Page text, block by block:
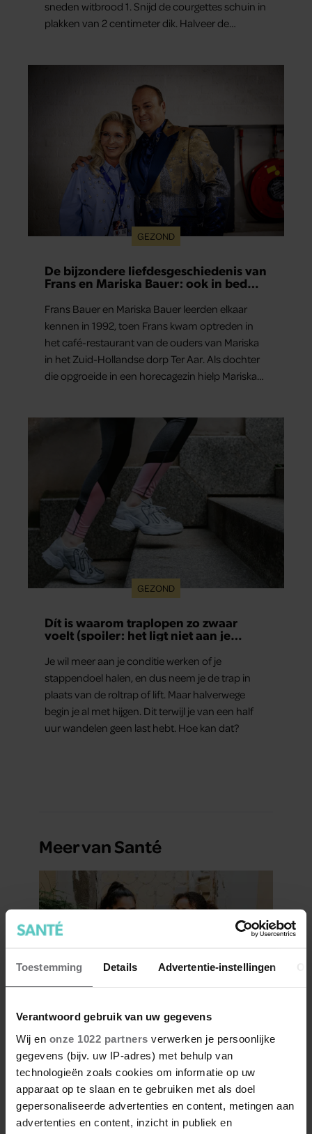
Toestemming Details Advertentie-instellingen
Verantwoord gebruik van uw gegevens
Wij en onze 1022 partners verwerken je persoonlijke
gegevens (bijv. uw IP-adres) met behulp van
technologieën zoals cookies om informatie op uw
apparaat op te slaan en te gebruiken met als doel
gepersonaliseerde advertenties en content, metingen aan
advertenties en content, inzicht in publiek en
sneden witbrood 1. Snijd de courgettes schuin in
plakken van 2 centimeter dik. Halveer de
GEZOND
De bijzondere liefdesgeschiedenis van
Frans en Mariska Bauer: ook in bed
Frans Bauer en Mariska Bauer leerden elkaar
kennen in 1992, toen Frans kwam optreden in
het café-restaurant van de ouders van Mariska
in het Zuid-Hollandse dorp Ter Aar. Als dochter
die opgroeide in een horecagezin hielp Mariska
GEZOND
Dít is waarom traplopen zo zwaar
voelt (spoiler: het ligt niet aan je
Je wil meer aan je conditie werken of je
stappendoel halen, en dus neem je de trap in
plaats van de roltrap of lift. Maar halverwege
begin je al met hijgen. Dit terwijl je van een half
uur wandelen geen last hebt. Hoe kan dat?
Meer van Santé
Hoe ongezond zijn ijsjes?